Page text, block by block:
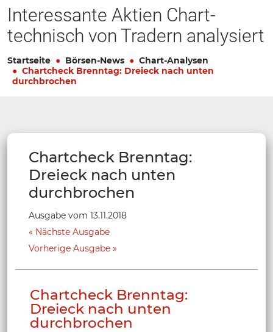
Interessante Aktien Chart-
technisch von Tradern analysiert
Startseite Börsen-News
Chart-Analysen
Chartcheck Brenntag: Dreieck nach unten
durchbrochen
Chartcheck Brenntag:
Dreieck nach unten
durchbrochen
Ausgabe vom 13.11.2018
Nächste Ausgabe
Vorherige Ausgabe
Chartcheck Brenntag:
Dreieck nach unten
durchbrochen